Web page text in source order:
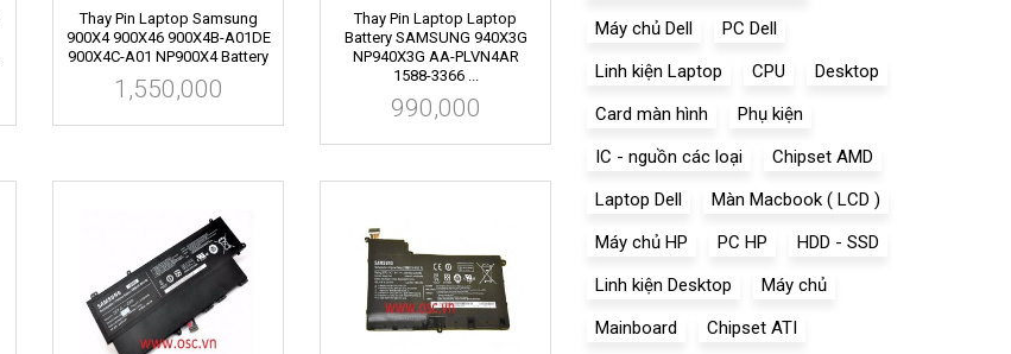
Thay Pin Laptop Samsung
900X4 900X46 900X4B-A01DE
900X4C-A01 NP900X4 Battery
1,550,000
Thay Pin Laptop Laptop
Battery SAMSUNG 940X3G
NP940X3G AA-PLVN4AR
1588-3366 ...
990,000
Máy chủ Dell
PC Dell
Linh kiện Laptop
CPU
Desktop
Card màn hình
Phụ kiện
IC - nguồn các loại
Chipset AMD
Laptop Dell
Màn Macbook ( LCD )
Máy chủ HP
PC HP
HDD - SSD
Linh kiện Desktop
Máy chủ
Mainboard
Chipset ATI